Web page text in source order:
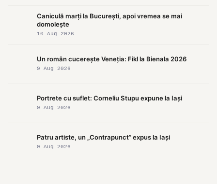
Caniculă marți la București, apoi vremea se mai
domolește
10 Aug 2026
Un român cucerește Veneția: Fikl la Bienala 2026
9 Aug 2026
Portrete cu suflet: Corneliu Stupu expune la Iași
9 Aug 2026
Patru artiste, un „Contrapunct” expus la Iași
9 Aug 2026